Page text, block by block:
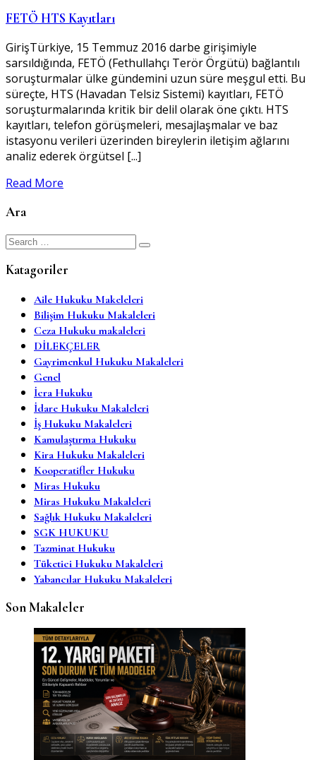
FETÖ HTS Kayıtları
GirişTürkiye, 15 Temmuz 2016 darbe girişimiyle
sarsıldığında, FETÖ (Fethullahçı Terör Örgütü) bağlantılı
soruşturmalar ülke gündemini uzun süre meşgul etti. Bu
süreçte, HTS (Havadan Telsiz Sistemi) kayıtları, FETÖ
soruşturmalarında kritik bir delil olarak öne çıktı. HTS
kayıtları, telefon görüşmeleri, mesajlaşmalar ve baz
istasyonu verileri üzerinden bireylerin iletişim ağlarını
analiz ederek örgütsel [...]
Read More
Ara
Search
Katagoriler
Aile Hukuku Makeleleri
Bilişim Hukuku Makaleleri
Ceza Hukuku makaleleri
DİLEKÇELER
Gayrimenkul Hukuku Makaleleri
Genel
İcra Hukuku
İdare Hukuku Makaleleri
İş Hukuku Makaleleri
Kamulaştırma Hukuku
Kira Hukuku Makaleleri
Kooperatifler Hukuku
Miras Hukuku
Miras Hukuku Makaleleri
Sağlık Hukuku Makaleleri
SGK HUKUKU
Tazminat Hukuku
Tüketici Hukuku Makaleleri
Yabancılar Hukuku Makaleleri
Son Makaleler